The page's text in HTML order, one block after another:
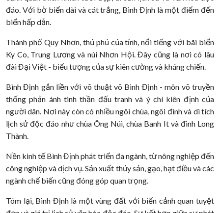
đáo. Với bờ biển dài và cát trắng, Bình Định là một điểm đến
biển hấp dẫn.
Thành phố Quy Nhơn, thủ phủ của tỉnh, nổi tiếng với bãi biển
Ky Co, Trung Lương và núi Nhơn Hội. Đây cũng là nơi có lâu
đài Đại Việt - biểu tượng của sự kiên cường và kháng chiến.
Bình Định gắn liền với võ thuật võ Bình Định - môn võ truyền
thống phản ánh tinh thần đấu tranh và ý chí kiên định của
người dân. Nơi này còn có nhiều ngôi chùa, ngôi đình và di tích
lịch sử độc đáo như chùa Ông Núi, chùa Banh It và đình Long
Thành.
Nền kinh tế Bình Định phát triển đa ngành, từ nông nghiệp đến
công nghiệp và dịch vụ. Sản xuất thủy sản, gạo, hạt điều và các
ngành chế biến cũng đóng góp quan trọng.
Tóm lại, Bình Định là một vùng đất với biển cảnh quan tuyệt